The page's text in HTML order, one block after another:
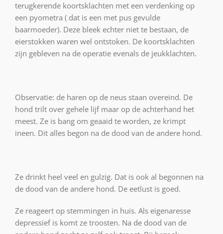
terugkerende koortsklachten met een verdenking op
een pyometra ( dat is een met pus gevulde
baarmoeder). Deze bleek echter niet te bestaan, de
eierstokken waren wel ontstoken. De koortsklachten
zijn gebleven na de operatie evenals de jeukklachten.
Observatie: de haren op de neus staan overeind. De
hond trilt over gehele lijf maar op de achterhand het
meest. Ze is bang om geaaid te worden, ze krimpt
ineen. Dit alles begon na de dood van de andere hond.
Ze drinkt heel veel en gulzig. Dat is ook al begonnen na
de dood van de andere hond. De eetlust is goed.
Ze reageert op stemmingen in huis. Als eigenaresse
depressief is komt ze troosten. Na de dood van de